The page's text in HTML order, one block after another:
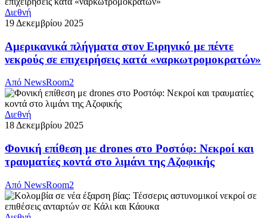
Διεθνή
19 Δεκεμβρίου 2025
Αμερικανικά πλήγματα στον Ειρηνικό με πέντε
νεκρούς σε επιχειρήσεις κατά «ναρκωτρομοκρατών»
Από NewsRoom2
Διεθνή
18 Δεκεμβρίου 2025
Φονική επίθεση με drones στο Ροστόφ: Νεκροί και
τραυματίες κοντά στο λιμάνι της Αζοφικής
Από NewsRoom2